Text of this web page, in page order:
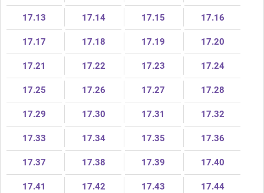
17.13 17.14 17.15 17.16
17.17 17.18 17.19 17.20
17.21 17.22 17.23 17.24
17.25 17.26 17.27 17.28
17.29 17.30 17.31 17.32
17.33 17.34 17.35 17.36
17.37 17.38 17.39 17.40
17.41 17.42 17.43 17.44